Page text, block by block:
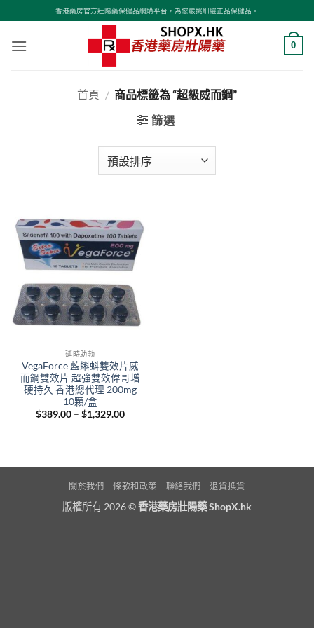
to
content
香港藥房官方壯陽藥保健品網購平台，為您嚴挑細選正品保健品。
0
首頁 / 商品標籤為 “超級威而鋼”
篩選
延時助勃
VegaForce 藍蝌蚪雙效片威
而鋼雙效片 超強雙效偉哥增
硬持久 香港總代理 200mg
10顆/盒
$389.00 – $1,329.00Price
關於我們 條款和政策 聯絡我們 退貨換貨
版權所有 2026 ©香港藥房壯陽藥 ShopX.hk